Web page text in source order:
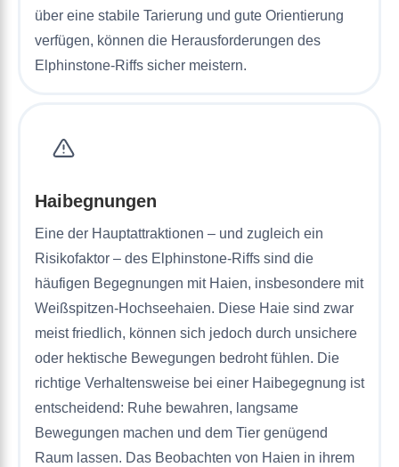
über eine stabile Tarierung und gute Orientierung
verfügen, können die Herausforderungen des
Elphinstone-Riffs sicher meistern.
Haibegnungen
Eine der Hauptattraktionen – und zugleich ein
Risikofaktor – des Elphinstone-Riffs sind die
häufigen Begegnungen mit Haien, insbesondere mit
Weißspitzen-Hochseehaien. Diese Haie sind zwar
meist friedlich, können sich jedoch durch unsichere
oder hektische Bewegungen bedroht fühlen. Die
richtige Verhaltensweise bei einer Haibegegnung ist
entscheidend: Ruhe bewahren, langsame
Bewegungen machen und dem Tier genügend
Raum lassen. Das Beobachten von Haien in ihrem